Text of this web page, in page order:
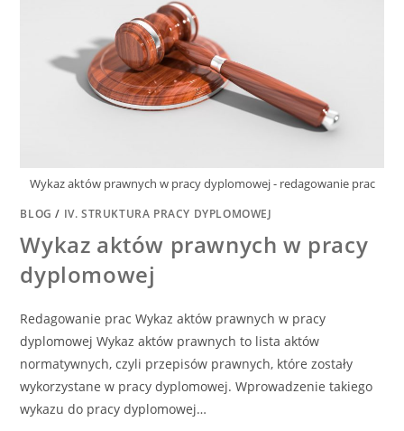
Wykaz aktów prawnych w pracy dyplomowej - redagowanie prac
BLOG / IV. STRUKTURA PRACY DYPLOMOWEJ
Wykaz aktów prawnych w pracy
dyplomowej
Redagowanie prac Wykaz aktów prawnych w pracy
dyplomowej Wykaz aktów prawnych to lista aktów
normatywnych, czyli przepisów prawnych, które zostały
wykorzystane w pracy dyplomowej. Wprowadzenie takiego
wykazu do pracy dyplomowej…